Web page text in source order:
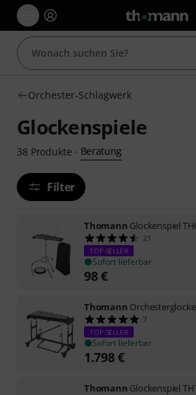
Orchester-Schlagwerk
Glockenspiele
38 Produkte · Beratung
Filter
Thomann Glockenspiel
21
TOP-SELLER
Sofort lieferbar
98€
Thomann
7
TOP-SELLER
Sofort lieferbar
1.798€
Thomann Glockenspiel